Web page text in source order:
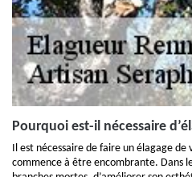
Pourquoi est-il nécessaire
Il est nécessaire de faire un élagage
commence à être encombrante. Dans